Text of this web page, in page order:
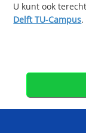
U kunt ook
Delft TU-Campus.